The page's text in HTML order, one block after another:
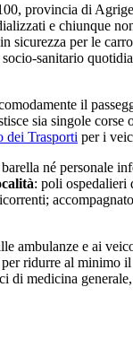
, provincia di
e chiunque
sicurezza per le
sanitario
il
sia singole corse
dei Trasporti per i
né personale
: poli ospedalieri
ambulanze e ai
ridurre al minimo
di medicina